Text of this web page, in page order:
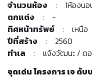
จำนวนห้อง : 1ห้องนอ
ตกแต่ง : -
ทิศหน้าทรัพย์ : เหนือ
ปีที่สร้าง : 2560
ทำเล : แจ้งวัฒนะ / ดอ
จุดเด่น โครงการ เจ ดั